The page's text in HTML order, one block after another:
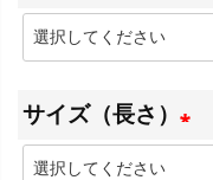
)
(
須
サイズ（長さ）